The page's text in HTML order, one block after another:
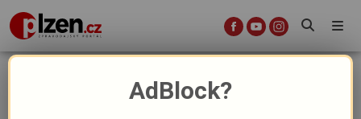
Ondřej Vaculík: Můj strach o
AdBlock?